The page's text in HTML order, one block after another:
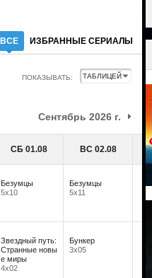
ВСЕ ИЗБРАННЫЕ СЕРИАЛЫ
ПОКАЗЫВАТЬ:
сентябрь 2026 г.
СБ 01.08 ВС 02.08
Безумцы
5х10
Безумцы
5х11
Звездный путь:
Странные новы
е миры
4х02
Бункер
3х05